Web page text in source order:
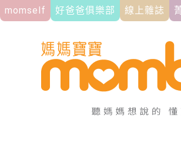
momself 好爸爸俱樂部 線上雜誌